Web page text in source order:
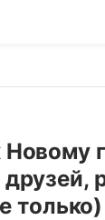
Новому
только)